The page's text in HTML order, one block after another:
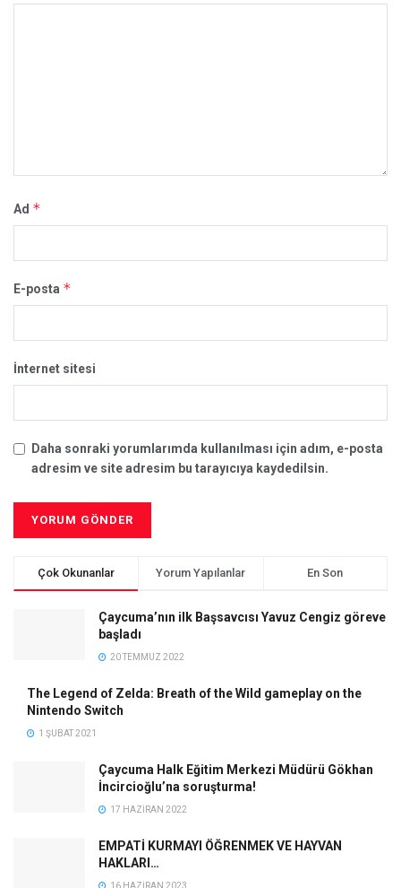
Ad *
E-posta *
İnternet sitesi
Daha sonraki yorumlarımda kullanılması için adım, e-posta
adresim ve site adresim bu tarayıcıya kaydedilsin.
Çok Okunanlar Yorum Yapılanlar En Son
Çaycuma’nın ilk Başsavcısı Yavuz Cengiz göreve
başladı
20 TEMMUZ 2022
The Legend of Zelda: Breath of the Wild gameplay on the
Nintendo Switch
1 ŞUBAT 2021
Çaycuma Halk Eğitim Merkezi Müdürü Gökhan
İncircioğlu’na soruşturma!
17 HAZIRAN 2022
EMPATİ KURMAYI ÖĞRENMEK VE HAYVAN
HAKLARI…
16 HAZIRAN 2023